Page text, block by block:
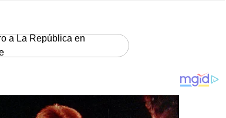
a La República en